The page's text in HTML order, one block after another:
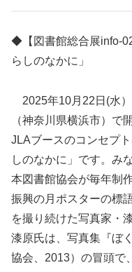
◆【図書館総合展info-
らしのなかに」
2025年10月22日(水
（神奈川県横浜市）で
JLAブースのコンセプ
しのなかに」です。み
本図書館協会が毎年制
振興の月ポスターの標
を撮り続けた写真家・
漆原氏は、写真集『ぼ
協会、2013）の冒頭で